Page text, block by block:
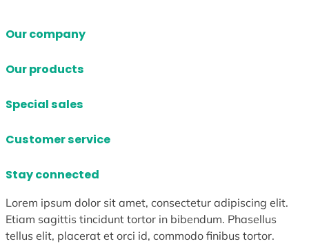
Our company
Our products
Special sales
Customer service
Stay connected
Lorem ipsum dolor sit amet, consectetur adipiscing elit.
Etiam sagittis tincidunt tortor in bibendum. Phasellus
tellus elit, placerat et orci id, commodo finibus tortor.